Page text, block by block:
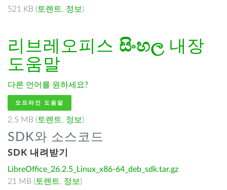
521 KB ( 토렌트, 정보 )
리브레오피스 සිංහල 내장
도움말
다른 언어를 원하세요?
오프라인 도움말
2.5 MB ( 토렌트, 정보 )
SDK와 소스코드
SDK 내려받기
LibreOffice_26.2.5_Linux_x86-64_deb_sdk.tar.gz
21 MB ( 토렌트, 정보 )